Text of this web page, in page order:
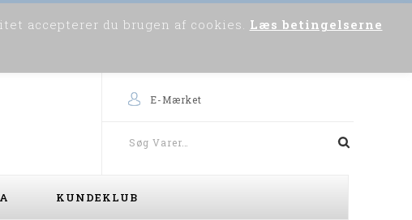
0
Om os Skriv til os Købsvejledning
E-Mærket
KUNDEKLUB
accepterer du brugen af cookies. Læs betingelserne